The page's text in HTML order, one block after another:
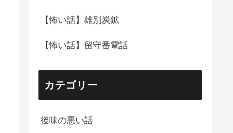
【怖い話】雄別炭鉱
【怖い話】留守番電話
カテゴリー
後味の悪い話